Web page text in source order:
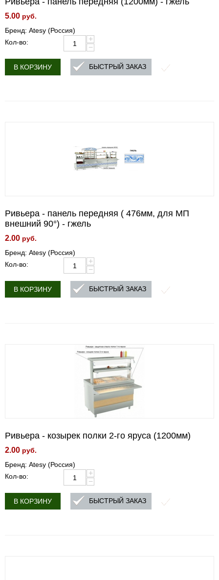
5.00 руб.
Бренд: Atesy (Россия)
Кол-во:
+
−
В КОРЗИНУ БЫСТРЫЙ ЗАКАЗ
Ривьера - панель передняя ( 476мм, для МП
внешний 90°) - гжель
2.00 руб.
Бренд: Atesy (Россия)
Кол-во:
+
−
В КОРЗИНУ БЫСТРЫЙ ЗАКАЗ
Ривьера - козырек полки 2-го яруса (1200мм)
2.00 руб.
Бренд: Atesy (Россия)
Кол-во:
+
−
В КОРЗИНУ БЫСТРЫЙ ЗАКАЗ